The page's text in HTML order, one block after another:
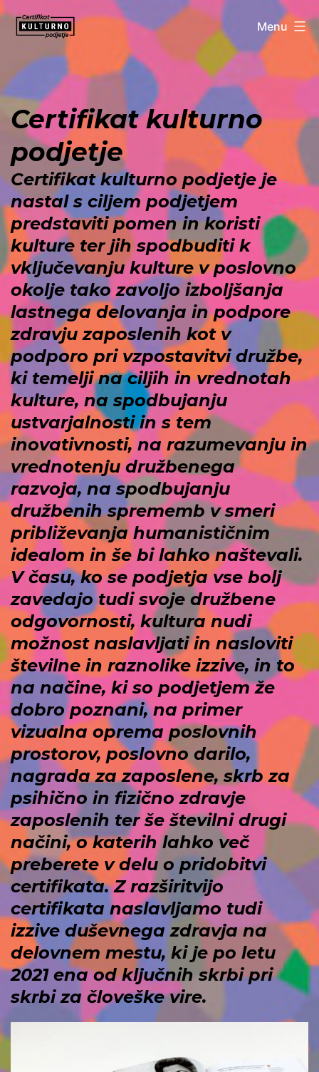
Skip
content
Certifikat
Kulturno
podjetje
Menu
Certifikat kulturno
podjetje
Certifikat kulturno podjetje je
nastal s ciljem podjetjem
predstaviti pomen in koristi
kulture ter jih spodbuditi k
vključevanju kulture v poslovno
okolje tako zavoljo izboljšanja
lastnega delovanja in podpore
zdravju zaposlenih kot v
podporo pri vzpostavitvi družbe,
ki temelji na ciljih in vrednotah
kulture, na spodbujanju
ustvarjalnosti in s tem
inovativnosti, na razumevanju in
vrednotenju družbenega
razvoja, na spodbujanju
družbenih sprememb v smeri
približevanja humanističnim
idealom in še bi lahko naštevali.
V času, ko se podjetja vse bolj
zavedajo tudi svoje družbene
odgovornosti, kultura nudi
možnost naslavljati in nasloviti
številne in raznolike izzive, in to
na načine, ki so podjetjem že
dobro poznani, na primer
vizualna oprema poslovnih
prostorov, poslovno darilo,
nagrada za zaposlene, skrb za
psihično in fizično zdravje
zaposlenih ter še številni drugi
načini, o katerih lahko več
preberete v delu o pridobitvi
certifikata. Z razširitvijo
certifikata naslavljamo tudi
izzive duševnega zdravja na
delovnem mestu, ki je po letu
2021 ena od ključnih skrbi pri
skrbi za človeške vire.